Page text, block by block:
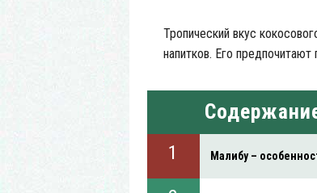
Тропический вкус
напитков. Его
Малибу –